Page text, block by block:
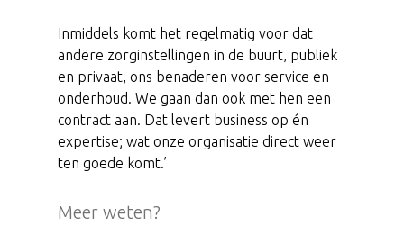
Inmiddels komt het regelmatig voor dat
andere zorginstellingen in de buurt, publiek
en privaat, ons benaderen voor service en
onderhoud. We gaan dan ook met hen een
contract aan. Dat levert business op én
expertise; wat onze organisatie direct weer
ten goede komt.’
Meer weten?